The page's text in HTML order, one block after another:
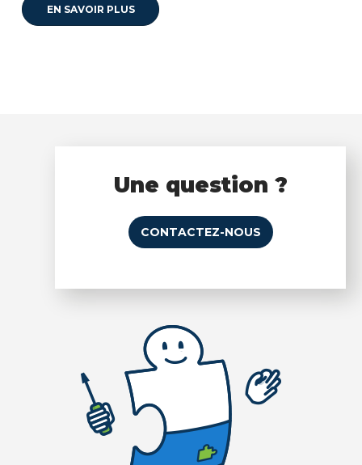
EN SAVOIR PLUS
Une question ?
CONTACTEZ-NOUS